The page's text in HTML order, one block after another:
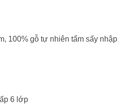
100% gỗ tự nhiên tẩm sấy nhập
6 lớp